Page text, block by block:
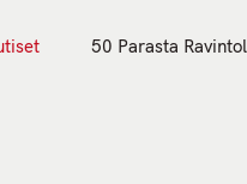
50 Parasta